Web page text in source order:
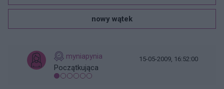
nowy wątek
myniapynia
Początkująca
15-05-2009, 16:52:00